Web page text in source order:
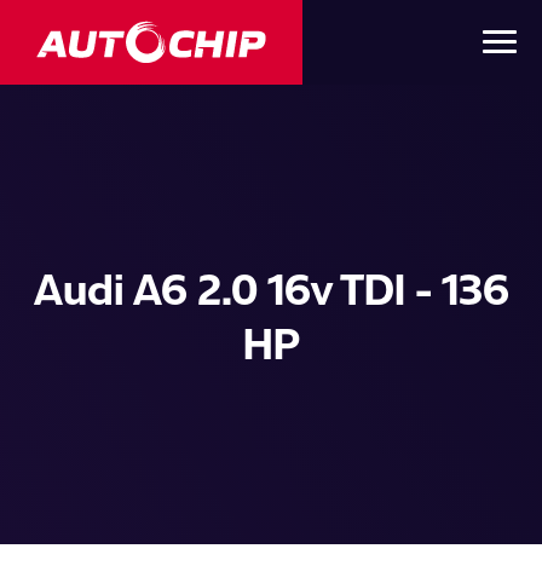
Audi A6 2.0 16v TDI - 136
HP